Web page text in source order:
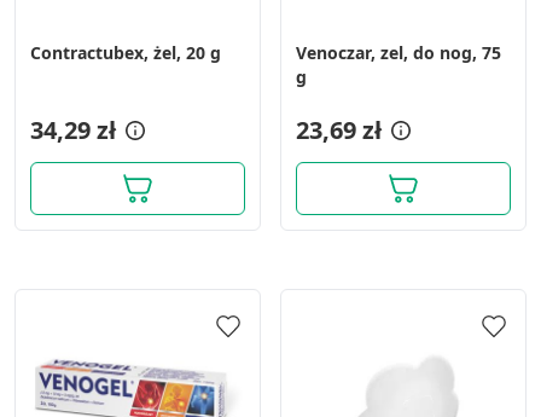
Contractubex, żel, 20 g
34,29 zł
Venoczar, zel, do nog, 75
g
23,69 zł